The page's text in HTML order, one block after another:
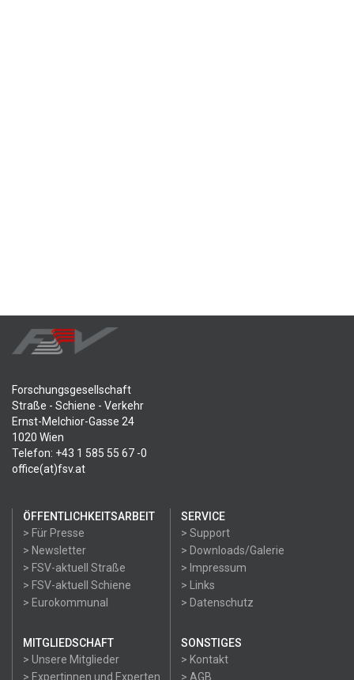
Forschungsgesellschaft
Straße - Schiene - Verkehr
Ernst-Melchior-Gasse 24
1020 Wien
Telefon: +43 1 585 55 67 -0
office(at)fsv.at
ÖFFENTLICHKEITSARBEIT
> Für Presse
> Newsletter
> FSV-aktuell Straße
> FSV-aktuell Schiene
> Eurokommunal
SERVICE
> Support
> Downloads/Galerie
> Impressum
> Links
> Datenschutz
MITGLIEDSCHAFT
> Unsere Mitglieder
> Expertinnen und Experten
SONSTIGES
> Kontakt
> AGB